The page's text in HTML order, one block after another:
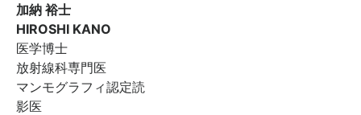
加納 裕士
HIROSHI KANO
医学博士
放射線科専門医
マンモグラフィ認定読
影医